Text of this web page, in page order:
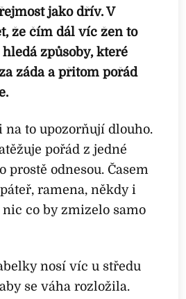
jako dřív. V
že čím dál víc žen to
způsoby, které
záda a přitom pořád
na to upozorňují dlouho.
pořád z jedné
prostě odnesou. Časem
ramena, někdy i
co by zmizelo samo
nosí víc u středu
se váha rozložila.